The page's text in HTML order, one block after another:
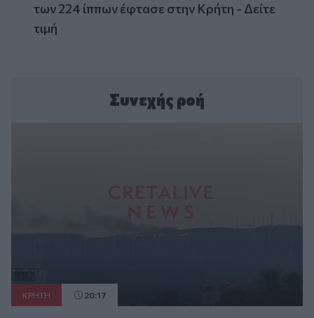
των 224 ίππων έφτασε στην Κρήτη - Δείτε
τιμή
Συνεχής ροή
ΚΡΗΤΗ 20:17